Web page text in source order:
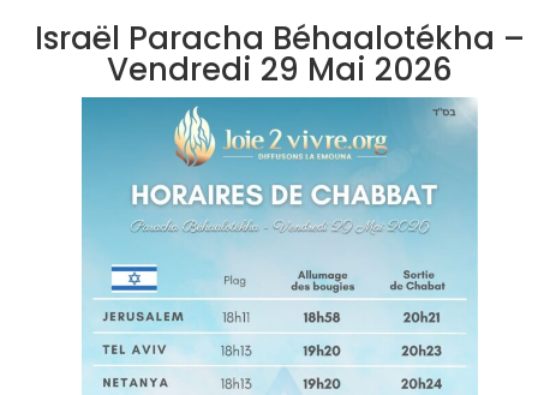
Israël Paracha Béhaalotékha –
Vendredi 29 Mai 2026